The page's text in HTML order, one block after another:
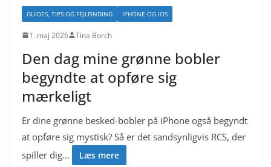
GUIDES, TIPS OG FEJLFINDING IPHONE OG IOS
1. maj 2026 Tina Borch
Den dag mine grønne bobler
begyndte at opføre sig
mærkeligt
Er dine grønne besked-bobler på iPhone også begyndt
at opføre sig mystisk? Så er det sandsynligvis RCS, der
spiller dig…
Læs mere